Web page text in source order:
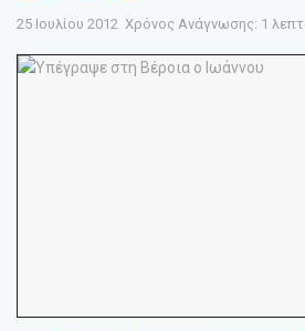
25 Ιουλίου 2012 Χρόνος Ανάγνωσης: 1